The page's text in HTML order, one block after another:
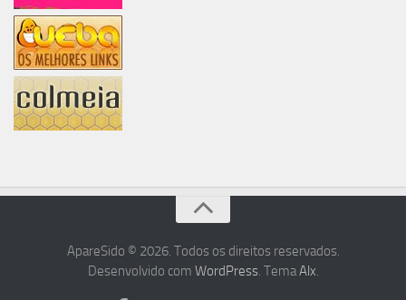
ApareSido © 2026. Todos os direitos reservados.
Desenvolvido com WordPress. TemaAlx.